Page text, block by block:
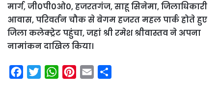
मार्ग, जी0पी0ओ0, हजरतगंज, साहू सिनेमा, जिलाधिकारी
आवास, परिवर्तन चौक से बेगम हजरत महल पार्क होते हुए
जिला कलेक्ट्रेट पहुंचा, जहां श्री रमेश श्रीवास्तव ने अपना
नामांकन दाखिल किया।
W